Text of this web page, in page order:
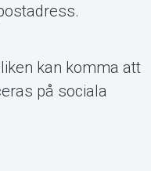
kan komma att
på sociala